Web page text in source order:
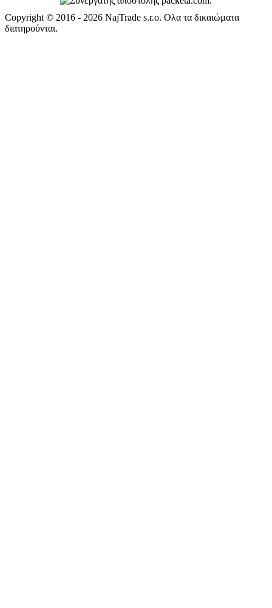
Copyright © 2016 - 2026 NajTrade s.r.o. Ολα τα δικαιώματα
διατηρούνται.